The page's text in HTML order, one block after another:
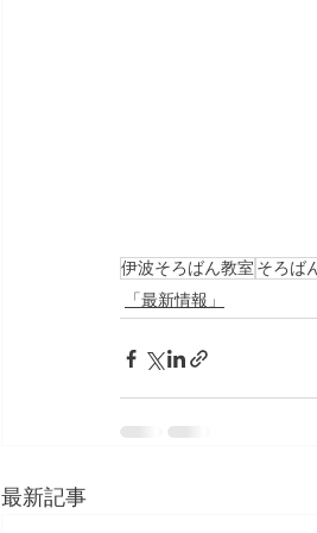
伊波そろばん教室 そろば
「最新情報」
最新記事